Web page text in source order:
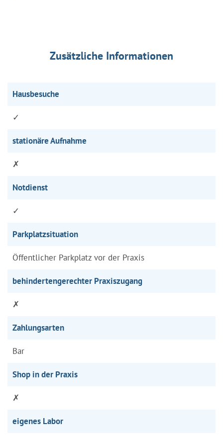
Zusätzliche Informationen
Hausbesuche
✓
stationäre Aufnahme
✗
Notdienst
✓
Parkplatzsituation
Öffentlicher Parkplatz vor der Praxis
behindertengerechter Praxiszugang
✗
Zahlungsarten
Bar
Shop in der Praxis
✗
eigenes Labor